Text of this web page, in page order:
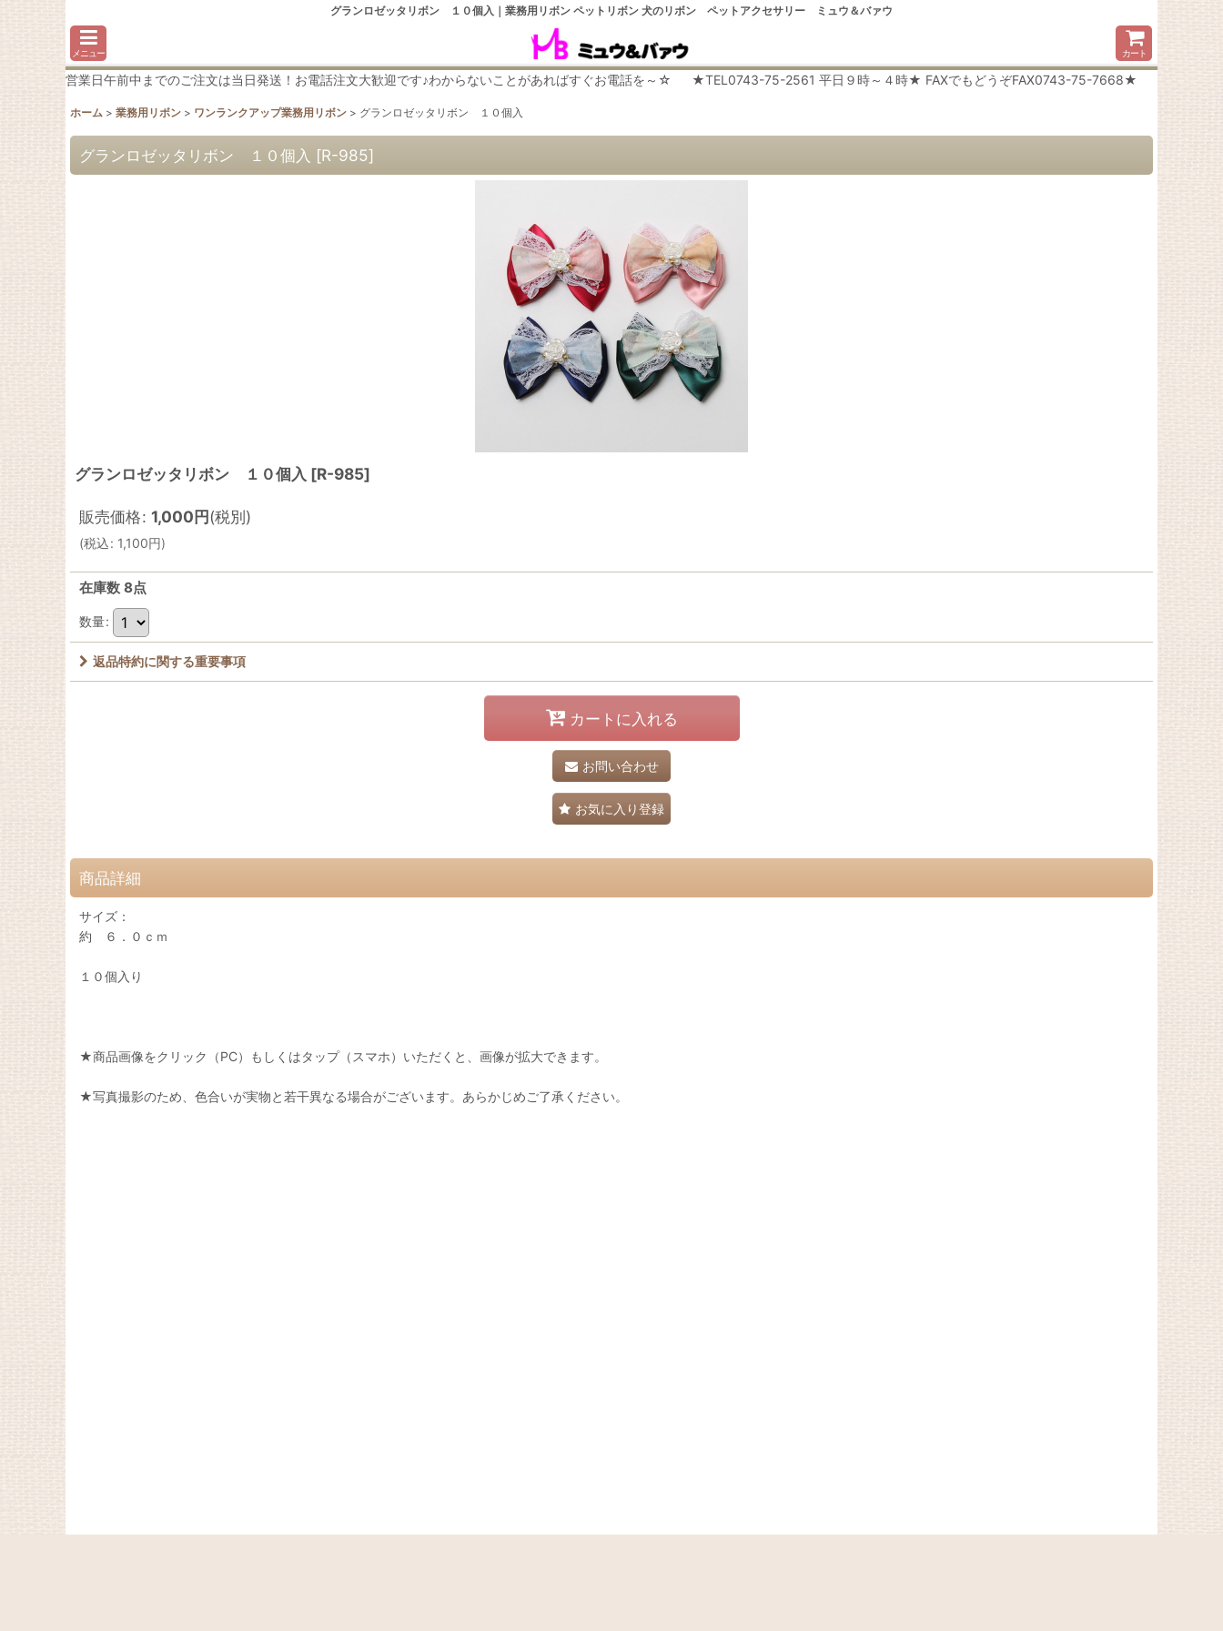
グランロゼッタリボン １０個入｜業務用リボン ペットリボン 犬のリボン ペットアクセサリー ミュウ＆バァウ
メニュー カート
営業日午前中までのご注文は当日発送！お電話注文大歓迎です♪わからないことがあればすぐお電話を～☆ ★TEL0743-75-2561 平日９時～４時★ FAXでもどうぞFAX0743-75-7668★
ホーム > 業務用リボン > ワンランクアップ業務用リボン > グランロゼッタリボン １０個入
グランロゼッタリボン １０個入 [R-985]
グランロゼッタリボン １０個入 [R-985]
販売価格: 1,000円(税別)
(税込: 1,100円)
在庫数 8点
数量:
返品特約に関する重要事項
カートに入れる
お問い合わせ
お気に入り登録
商品詳細
サイズ：
約 ６．０ｃｍ
１０個入り
★商品画像をクリック（PC）もしくはタップ（スマホ）いただくと、画像が拡大できます。
★写真撮影のため、色合いが実物と若干異なる場合がございます。あらかじめご了承ください。